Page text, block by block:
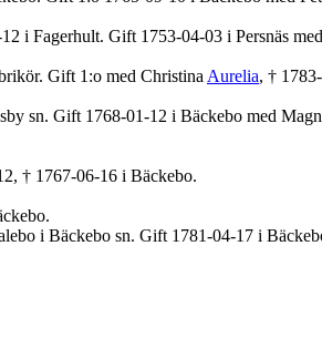
i Fagerhult. Gift 1753-04-03 i Persnäs
Gift 1:o med Christina Aurelia, †
sn. Gift 1768-01-12 i Bäckebo med
† 1767-06-16 i Bäckebo.
i Bäckebo sn. Gift 1781-04-17 i